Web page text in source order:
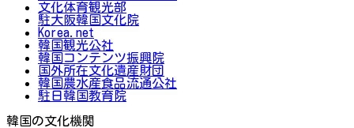
文化体育観光部
駐大阪韓国文化院
Korea.net
韓国観光公社
韓国コンテンツ振興院
国外所在文化遺産財団
韓国農水産食品流通公社
駐日韓国教育院
韓国の文化機関